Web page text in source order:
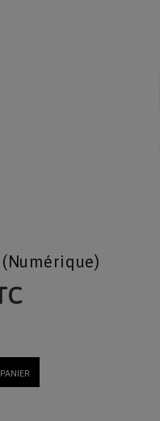
(numérique)